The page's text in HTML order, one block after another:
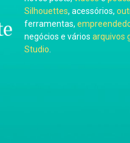
Silhouettes, acessórios,
ferramentas,
negócios e vários arquivos
Studio